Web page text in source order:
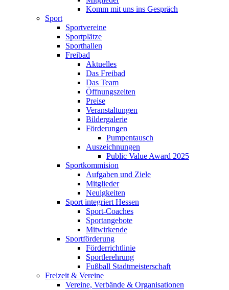
Komm mit uns ins Gespräch
Sport
Sportvereine
Sportplätze
Sporthallen
Freibad
Aktuelles
Das Freibad
Das Team
Öffnungszeiten
Preise
Veranstaltungen
Bildergalerie
Förderungen
Pumpentausch
Auszeichnungen
Public Value Award 2025
Sportkommision
Aufgaben und Ziele
Mitglieder
Neuigkeiten
Sport integriert Hessen
Sport-Coaches
Sportangebote
Mitwirkende
Sportförderung
Förderrichtlinie
Sportlerehrung
Fußball Stadtmeisterschaft
Freizeit & Vereine
Vereine, Verbände & Organisationen